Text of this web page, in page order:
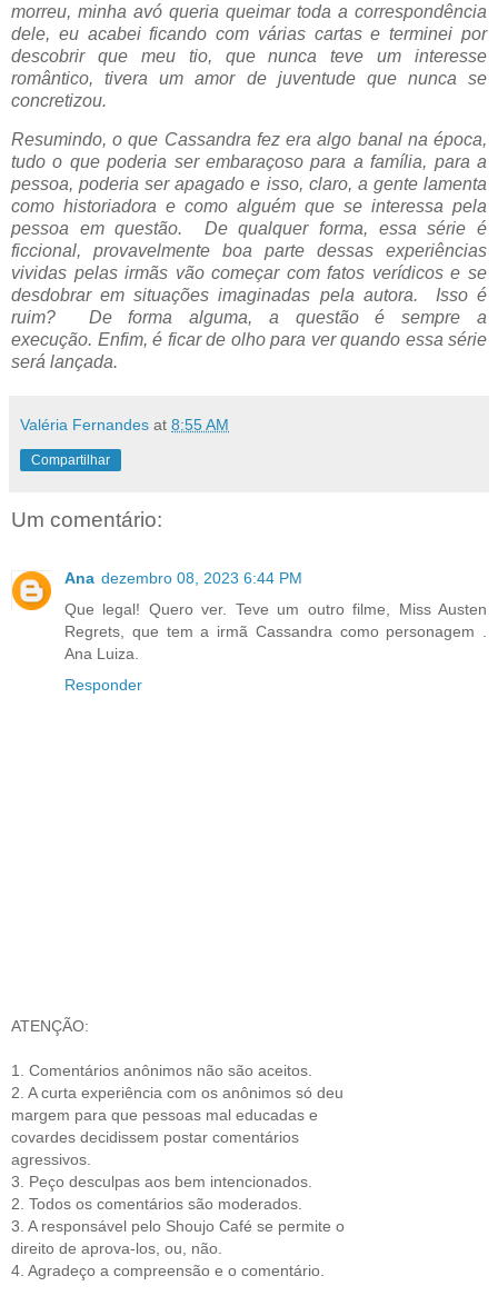
morreu, minha avó queria queimar toda a correspondência
dele, eu acabei ficando com várias cartas e terminei por
descobrir que meu tio, que nunca teve um interesse
romântico, tivera um amor de juventude que nunca se
concretizou.
Resumindo, o que Cassandra fez era algo banal na época,
tudo o que poderia ser embaraçoso para a família, para a
pessoa, poderia ser apagado e isso, claro, a gente lamenta
como historiadora e como alguém que se interessa pela
pessoa em questão. De qualquer forma, essa série é
ficcional, provavelmente boa parte dessas experiências
vividas pelas irmãs vão começar com fatos verídicos e se
desdobrar em situações imaginadas pela autora. Isso é
ruim? De forma alguma, a questão é sempre a
execução. Enfim, é ficar de olho para ver quando essa série
será lançada.
Valéria Fernandes at 8:55 AM
Compartilhar
Um comentário:
Ana dezembro 08, 2023 6:44 PM
Que legal! Quero ver. Teve um outro filme, Miss Austen
Regrets, que tem a irmã Cassandra como personagem .
Ana Luiza.
Responder
ATENÇÃO:
1. Comentários anônimos não são aceitos.
2. A curta experiência com os anônimos só deu
margem para que pessoas mal educadas e
covardes decidissem postar comentários
agressivos.
3. Peço desculpas aos bem intencionados.
2. Todos os comentários são moderados.
3. A responsável pelo Shoujo Café se permite o
direito de aprova-los, ou, não.
4. Agradeço a compreensão e o comentário.